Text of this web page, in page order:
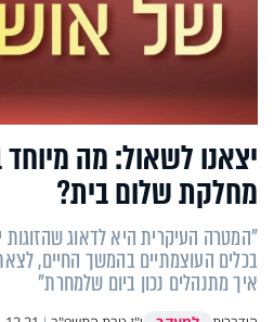
יצאנו לשאול: מה
מחלקת שלום בית?
"המטרה העיקרית היא לדאוג שהזוגות
בכלים העוצמתיים בהמשך החיים,
איך מתנהלים נכון ביום שלמחרת"